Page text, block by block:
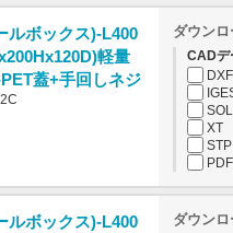
ルボックス)-L400
軽量
蓋+手回しネジ
ダウンロ
CADデ
DXF
XT
STP
PDF
ルボックス)-L400
ダウンロ